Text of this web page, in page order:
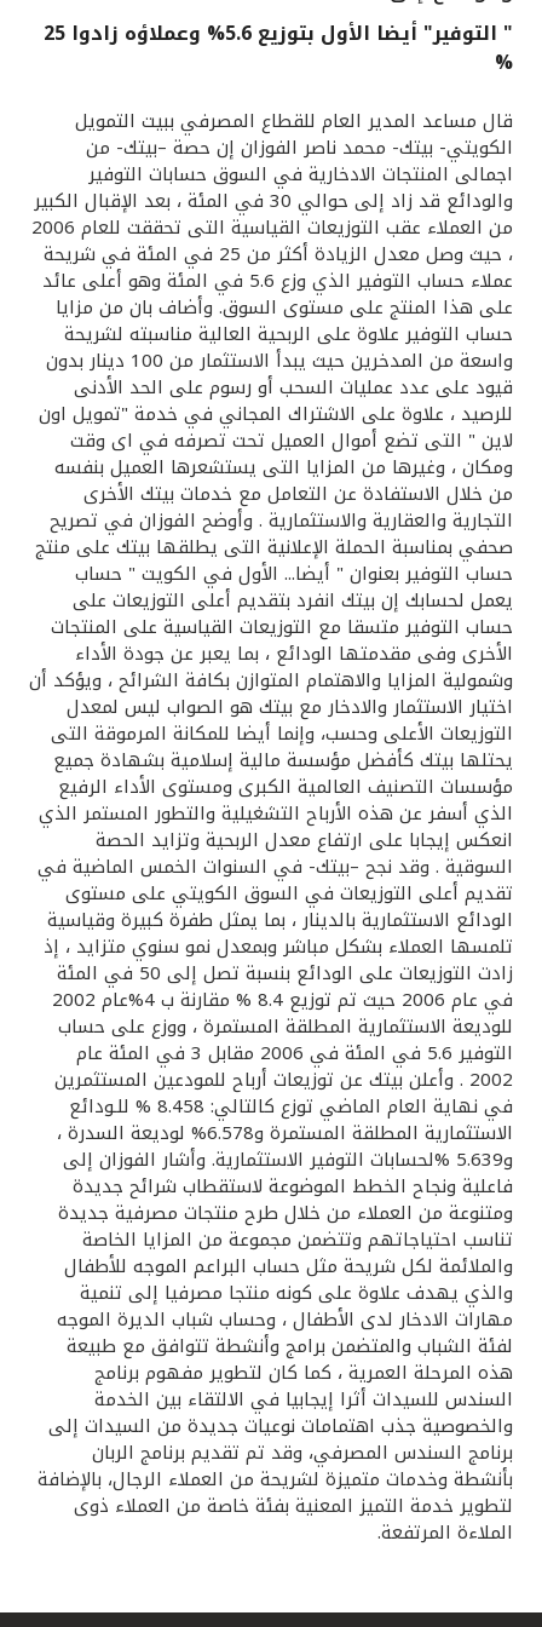
القنوات المصرفية
أدوات وخدمات
خدمات ما بعد البيع
اتصل بنا
مواقع الفروع وأجهزة الصرف الآلي
ألمانيا
ماليزيا
تركيا
مصر
المملكة المتحدة
مملكة البحرين
" التوفير" أيضا الأول بتوزيع 5.6% وعملاؤه زادوا 25
%
قال مساعد المدير العام للقطاع المصرفي ببيت التمويل
الكويتي- بيتك- محمد ناصر الفوزان إن حصة –بيتك- من
اجمالى المنتجات الادخارية في السوق حسابات التوفير
والودائع قد زاد إلى حوالي 30 في المئة ، بعد الإقبال الكبير
من العملاء عقب التوزيعات القياسية التى تحققت للعام 2006
، حيث وصل معدل الزيادة أكثر من 25 في المئة في شريحة
عملاء حساب التوفير الذي وزع 5.6 في المئة وهو أعلى عائد
على هذا المنتج على مستوى السوق. وأضاف بان من مزايا
حساب التوفير علاوة على الربحية العالية مناسبته لشريحة
واسعة من المدخرين حيث يبدأ الاستثمار من 100 دينار بدون
قيود على عدد عمليات السحب أو رسوم على الحد الأدنى
للرصيد ، علاوة على الاشتراك المجاني في خدمة "تمويل اون
لاين " التى تضع أموال العميل تحت تصرفه في اى وقت
ومكان ، وغيرها من المزايا التى يستشعرها العميل بنفسه
من خلال الاستفادة عن التعامل مع خدمات بيتك الأخرى
التجارية والعقارية والاستثمارية . وأوضح الفوزان في تصريح
صحفي بمناسبة الحملة الإعلانية التى يطلقها بيتك على منتج
حساب التوفير بعنوان " أيضا... الأول في الكويت " حساب
يعمل لحسابك إن بيتك انفرد بتقديم أعلى التوزيعات على
حساب التوفير متسقا مع التوزيعات القياسية على المنتجات
الأخرى وفى مقدمتها الودائع ، بما يعبر عن جودة الأداء
وشمولية المزايا والاهتمام المتوازن بكافة الشرائح ، ويؤكد أن
اختيار الاستثمار والادخار مع بيتك هو الصواب ليس لمعدل
التوزيعات الأعلى وحسب، وإنما أيضا للمكانة المرموقة التى
يحتلها بيتك كأفضل مؤسسة مالية إسلامية بشهادة جميع
مؤسسات التصنيف العالمية الكبرى ومستوى الأداء الرفيع
الذي أسفر عن هذه الأرباح التشغيلية والتطور المستمر الذي
انعكس إيجابا على ارتفاع معدل الربحية وتزايد الحصة
السوقية . وقد نجح –بيتك- في السنوات الخمس الماضية في
تقديم أعلى التوزيعات في السوق الكويتي على مستوى
الودائع الاستثمارية بالدينار ، بما يمثل طفرة كبيرة وقياسية
تلمسها العملاء بشكل مباشر وبمعدل نمو سنوي متزايد ، إذ
زادت التوزيعات على الودائع بنسبة تصل إلى 50 في المئة
في عام 2006 حيث تم توزيع 8.4 % مقارنة ب 4%عام 2002
للوديعة الاستثمارية المطلقة المستمرة ، ووزع على حساب
التوفير 5.6 في المئة في 2006 مقابل 3 في المئة عام
2002 . وأعلن بيتك عن توزيعات أرباح للمودعين المستثمرين
في نهاية العام الماضي توزع كالتالي: 8.458 % للـودائع
الاستثمارية المطلقة المستمرة و6.578% لوديعة السدرة ،
و5.639 %لحسابات التوفير الاستثمارية. وأشار الفوزان إلى
فاعلية ونجاح الخطط الموضوعة لاستقطاب شرائح جديدة
ومتنوعة من العملاء من خلال طرح منتجات مصرفية جديدة
تناسب احتياجاتهم وتتضمن مجموعة من المزايا الخاصة
والملائمة لكل شريحة مثل حساب البراعم الموجه للأطفال
والذي يهدف علاوة على كونه منتجا مصرفيا إلى تنمية
مهارات الادخار لدى الأطفال ، وحساب شباب الديرة الموجه
لفئة الشباب والمتضمن برامج وأنشطة تتوافق مع طبيعة
هذه المرحلة العمرية ، كما كان لتطوير مفهوم برنامج
السندس للسيدات أثرا إيجابيا في الالتقاء بين الخدمة
والخصوصية جذب اهتمامات نوعيات جديدة من السيدات إلى
برنامج السندس المصرفي، وقد تم تقديم برنامج الربان
بأنشطة وخدمات متميزة لشريحة من العملاء الرجال، بالإضافة
لتطوير خدمة التميز المعنية بفئة خاصة من العملاء ذوى
الملاءة المرتفعة.